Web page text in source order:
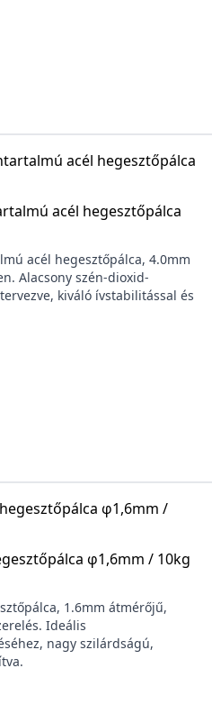
acél hegesztőpálca
acél hegesztőpálca, 4.0mm
Alacsony szén-dioxid-
kiváló ívstabilitással és
φ1,6mm / 10kg
1.6mm átmérőjű,
Ideális
nagy szilárdságú,